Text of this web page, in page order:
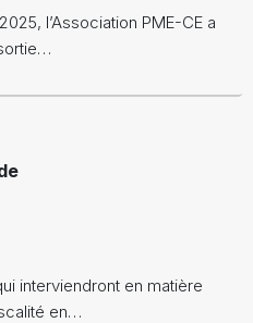
l’Association PME-CE a
interviendront en matière
en…